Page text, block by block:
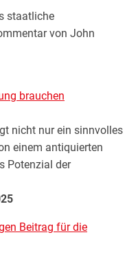
staatliche
von John
brauchen
nicht nur ein sinnvolles
einem antiquierten
Potenzial der
Beitrag für die